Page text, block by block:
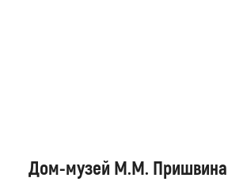
Дом-музей М.М. Пришвина